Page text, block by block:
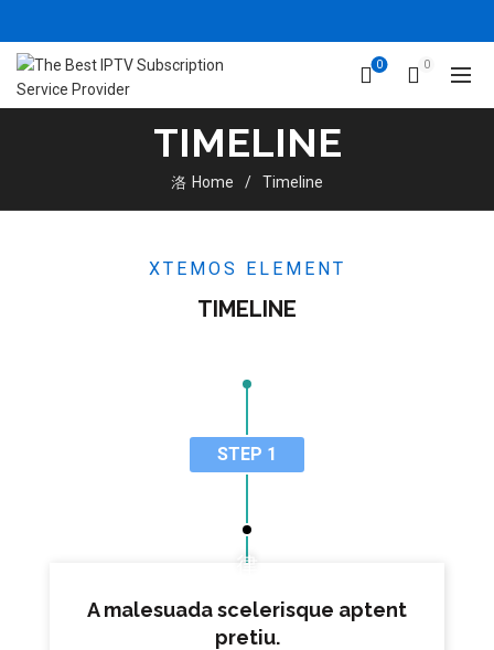
0 0
TIMELINE
Home Timeline
XTEMOS ELEMENT
TIMELINE
STEP 1
A malesuada scelerisque aptent
pretiu.